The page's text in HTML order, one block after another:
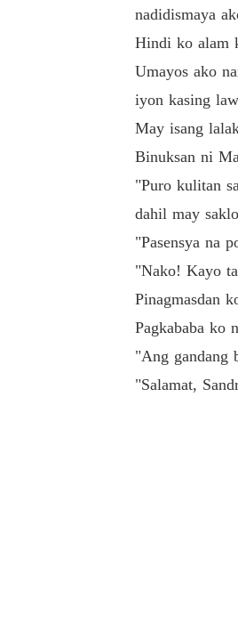
nadidismaya
Hindi ko alam
Umayos ako
iyon kasing
May isang
Binuksan ni
"Puro kulitan
dahil may
"Pasensya na
"Nako! Kayo
Pinagmasdan
Pagkababa ko
"Ang gandang
"Salamat,